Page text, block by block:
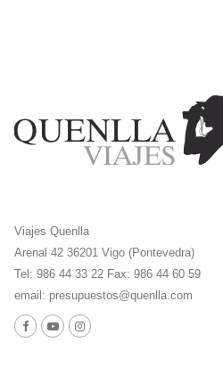
Viajes Quenlla
Arenal 42 36201 Vigo (Pontevedra)
Tel: 986 44 33 22 Fax: 986 44 60 59
email: presupuestos@quenlla.com